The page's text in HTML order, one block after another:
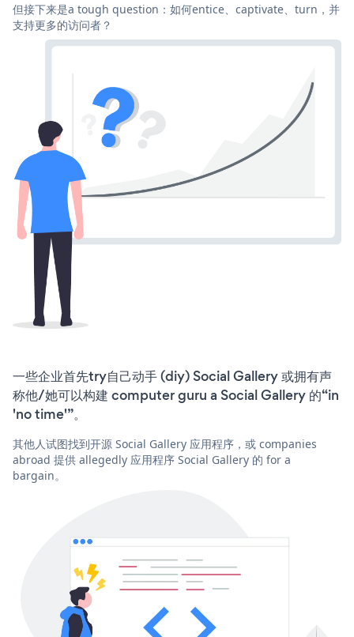
但接下来是a tough question：如何entice、captivate、turn，并
支持更多的访问者？
一些企业首先try自己动手 (diy) Social Gallery 或拥有声
称他/她可以构建 computer guru a Social Gallery 的“in
'no time'”。
其他人试图找到开源 Social Gallery 应用程序，或 companies
abroad 提供 allegedly 应用程序 Social Gallery 的 for a
bargain。